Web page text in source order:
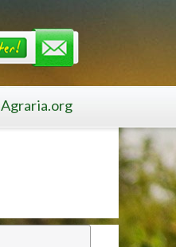
Agraria.org